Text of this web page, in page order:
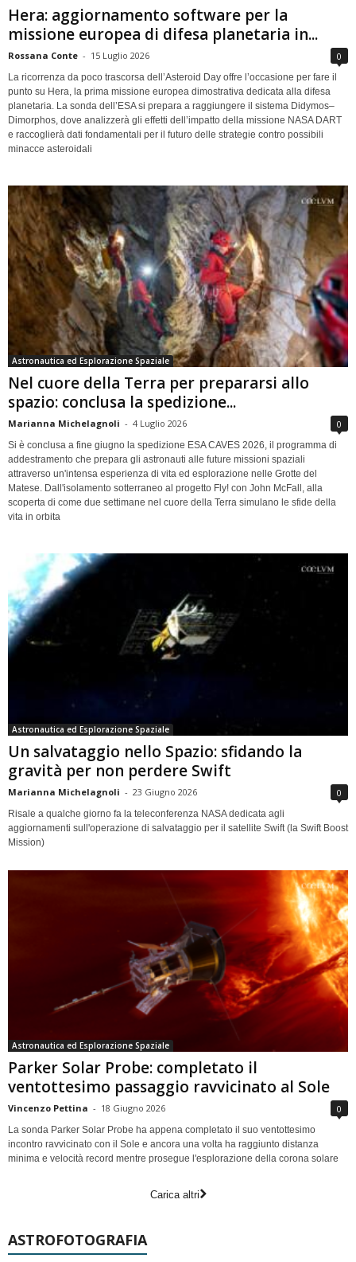
Hera: aggiornamento software per la
missione europea di difesa planetaria in...
Rossana Conte - 15 Luglio 2026 0
La ricorrenza da poco trascorsa dell’Asteroid Day offre l’occasione per fare il
punto su Hera, la prima missione europea dimostrativa dedicata alla difesa
planetaria. La sonda dell’ESA si prepara a raggiungere il sistema Didymos–
Dimorphos, dove analizzerà gli effetti dell’impatto della missione NASA DART
e raccoglierà dati fondamentali per il futuro delle strategie contro possibili
minacce asteroidali
Astronautica ed Esplorazione Spaziale
Nel cuore della Terra per prepararsi allo
spazio: conclusa la spedizione...
Marianna Michelagnoli - 4 Luglio 2026 0
Si è conclusa a fine giugno la spedizione ESA CAVES 2026, il programma di
addestramento che prepara gli astronauti alle future missioni spaziali
attraverso un'intensa esperienza di vita ed esplorazione nelle Grotte del
Matese. Dall'isolamento sotterraneo al progetto Fly! con John McFall, alla
scoperta di come due settimane nel cuore della Terra simulano le sfide della
vita in orbita
Astronautica ed Esplorazione Spaziale
Un salvataggio nello Spazio: sfidando la
gravità per non perdere Swift
Marianna Michelagnoli - 23 Giugno 2026 0
Risale a qualche giorno fa la teleconferenza NASA dedicata agli
aggiornamenti sull'operazione di salvataggio per il satellite Swift (la Swift Boost
Mission)
Astronautica ed Esplorazione Spaziale
Parker Solar Probe: completato il
ventottesimo passaggio ravvicinato al Sole
Vincenzo Pettina - 18 Giugno 2026 0
La sonda Parker Solar Probe ha appena completato il suo ventottesimo
incontro ravvicinato con il Sole e ancora una volta ha raggiunto distanza
minima e velocità record mentre prosegue l'esplorazione della corona solare
Carica altri
ASTROFOTOGRAFIA